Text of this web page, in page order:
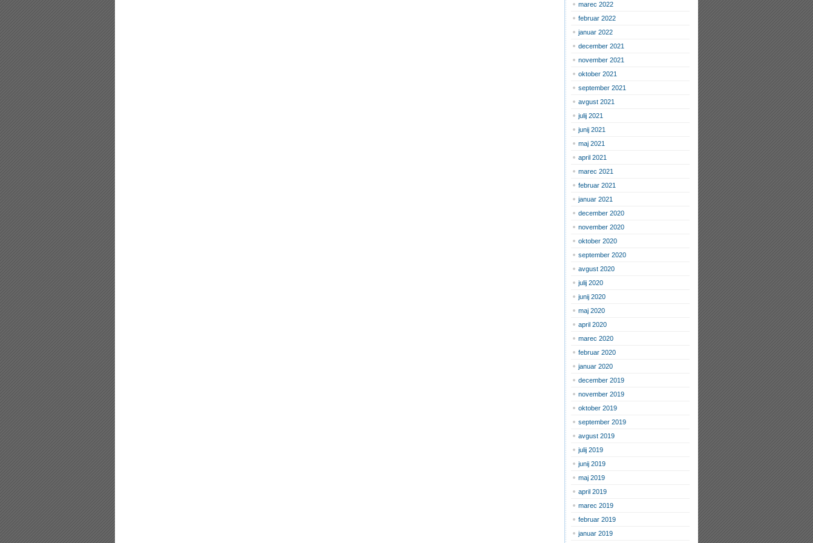
marec 2022
februar 2022
januar 2022
december 2021
november 2021
oktober 2021
september 2021
avgust 2021
julij 2021
junij 2021
maj 2021
april 2021
marec 2021
februar 2021
januar 2021
december 2020
november 2020
oktober 2020
september 2020
avgust 2020
julij 2020
junij 2020
maj 2020
april 2020
marec 2020
februar 2020
januar 2020
december 2019
november 2019
oktober 2019
september 2019
avgust 2019
julij 2019
junij 2019
maj 2019
april 2019
marec 2019
februar 2019
januar 2019